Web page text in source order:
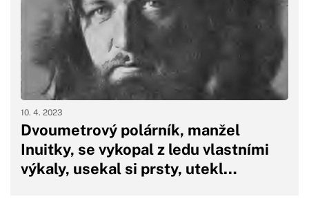
Dvoumetrový polárník, manžel
Inuitky, se vykopal z ledu vlastními
výkaly, usekal si prsty, utekl…
10. 4. 2023